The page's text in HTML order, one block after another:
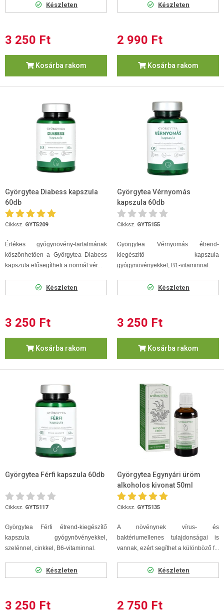
Készleten
3 250 Ft
Kosárba rakom
Készleten
2 990 Ft
Kosárba rakom
Györgytea Diabess kapszula
60db
Cikksz. GYT5209
Értékes gyógynövény-tartalmának
köszönhetően a Györgytea Diabess
kapszula elősegítheti a normál vér...
Készleten
3 250 Ft
Kosárba rakom
Györgytea Vérnyomás
kapszula 60db
Cikksz. GYT5155
Györgytea Vérnyomás étrend-
kiegészítő kapszula
gyógynövényekkel, B1-vitaminnal.
Készleten
3 250 Ft
Kosárba rakom
Györgytea Férfi kapszula 60db
Cikksz. GYT5117
Györgytea Férfi étrend-kiegészítő
kapszula gyógynövényekkel,
szelénnel, cinkkel, B6-vitaminnal.
Készleten
3 250 Ft
Györgytea Egynyári üröm
alkoholos kivonat 50ml
Cikksz. GYT5135
A növénynek vírus- és
baktériumellenes tulajdonságai is
vannak, ezért segíthet a különböző f...
Készleten
2 750 Ft